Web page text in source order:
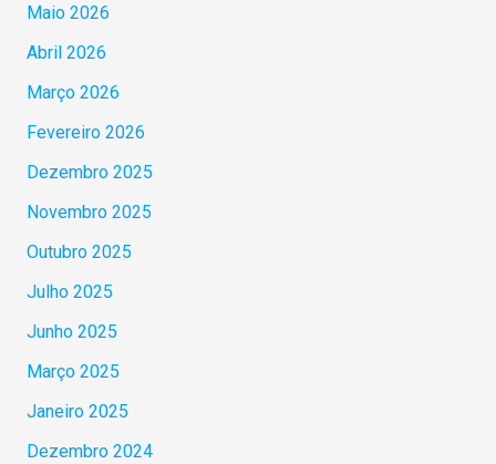
Maio 2026
Abril 2026
Março 2026
Fevereiro 2026
Dezembro 2025
Novembro 2025
Outubro 2025
Julho 2025
Junho 2025
Março 2025
Janeiro 2025
Dezembro 2024